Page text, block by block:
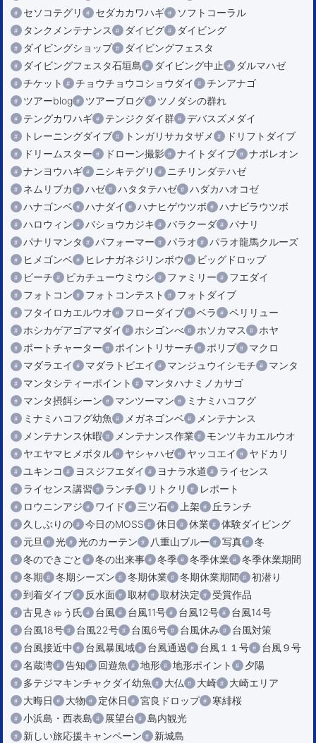
セソコテグリ
セダカカワハギ
ソフトコーラル
タンクメンテナンス
ダイビグ
ダイビング
ダイビングショップ
ダイビングフェスタ
ダイビングフェスタ石垣島
ダイビング中止
ダルマハゼ
チケット
チョウチョウコショウダイ
チンアナゴ
ツアーblog
ツアーブログ
ツノダシの群れ
テングカワハギ
テンジクダイ群
デバスズメダイ
トレーニングダイブ
トンガリサカタザメ
ドリフトダイブ
ドリームスター
ドローン撮影 ナイトダイブ
ナポレオン
ナンヨウハギ
ニシキテグリ
ニチリンダテハゼ
ネムリブカ
ハゼ ハタタテハゼ
ハダカハオコゼ
ハナゴンベ
ハナダイ ハナヒゲウツボ
ハナビラウツボ
ハロウィン
バショウカジキ バラクーダ
パナリ
パナリマンタ
パフォーマー パラオ
パラオ龍馬クルーズ
ヒメゴンベ
ヒレナガネジリンボウ
ビッグドロップ
ビーチ
ピカチューウミウシ ファミリー
フエダイ
フォトコン
フォトコンテスト
フォトダイブ
フタイロカエルウオ
フローダイブ ベラ
ペリリュー
ホシカゲアゴアマダイ
ホシゴンべ ホソカマス
ホヤ
ボートチャーター
ポイントリサーチ ポリプ
マクロ
マダラエイ
マダラトビエイ マンジュウイシモチ
マンタ
マンタシティーポイント
マンタハナミノカサゴ
マンタ摂餌シーン
マンツーマン
ミナミハコフグ
ミナミハコフグ幼魚
メガネゴンベ
メンテナンス
メンテナンス休暇
メンテナンス作業
モンツキカエルウオ
ヤエヤマヒメボタル
ヤシャハゼ ヤッコエイ
ヤドカリ
ユキンコ
ヨスジフエダイ ヨナラ水道
ライセンス
ライセンス講習
ランチ リトクリ
レポート
ロウニンアジ
ワイド 三ツ石 上架
丘ランチ
久しぶりの
今日のMOSS 休日 休業
体験ダイビング
元旦
光 光のカーテン 八重山ブルー 写真
冬
冬のできごと
冬の出来事 冬季 冬季休業
冬季休業期間
冬期
冬期シーズン 冬期休業 冬期休業期間
初潜り
到着ダイブ
反水面 取材 取材決定
受賞作品
古見きゅう氏
台風 台風11号 台風12号
台風14号
台風18号
台風22号 台風6号 台風休み
台風対策
台風接近中
台風暴風域 台風通過 台風１１号
台風９号
名蔵湾
告知 回遊魚 地形 地形ポイント
夕陽
多テジマキンチャクダイ幼魚
大仏 大崎
大崎エリア
大晦日
大物 定休日 宮良ドロップ
寒緋桜
小浜島・西表島
展望台
島内観光
新しい旅応援キャンペーン
新城島